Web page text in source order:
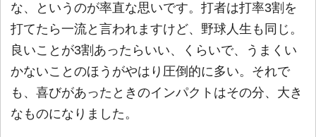
な、というのが率直な思いです。打者は打率3割を
打てたら一流と言われますけど、野球人生も同じ。
良いことが3割あったらいい、くらいで、うまくい
かないことのほうがやはり圧倒的に多い。それで
も、喜びがあったときのインパクトはその分、大き
なものになりました。